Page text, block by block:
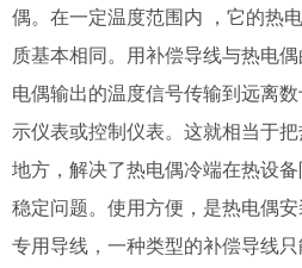
偶。在一定温度范围内 ，它的热
质基本相同。用补偿导线与热电
电偶输出的温度信号传输到远离
示仪表或控制仪表。这就相当于
地方，解决了热电偶冷端在热设
稳定问题。使用方便，是热电偶
专用导线，一种类型的补偿导线